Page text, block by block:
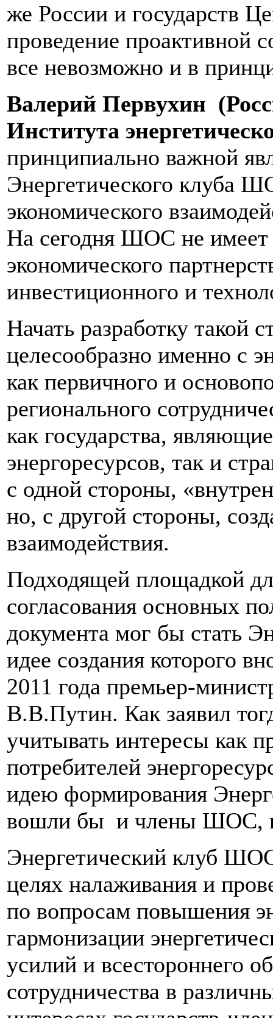
же России и государств
проведение проактивной
все невозможно и в
Валерий Первухин
Института
принципиально важной
Энергетического клуба
экономического
На сегодня ШОС не имеет
экономического
инвестиционного и
Начать разработку такой
целесообразно именно с
как первичного и
регионального
как государства,
энергоресурсов, так и
с одной стороны,
но, с другой стороны,
взаимодействия.
Подходящей площадкой
согласования основных
документа мог бы стать
идее создания которого
2011 года премьер-
В.В.Путин. Как заявил
учитывать интересы как
потребителей
идею формирования
вошли бы и члены ШОС,
Энергетический клуб
целях налаживания и
по вопросам повышения
гармонизации
усилий и всестороннего
сотрудничества в